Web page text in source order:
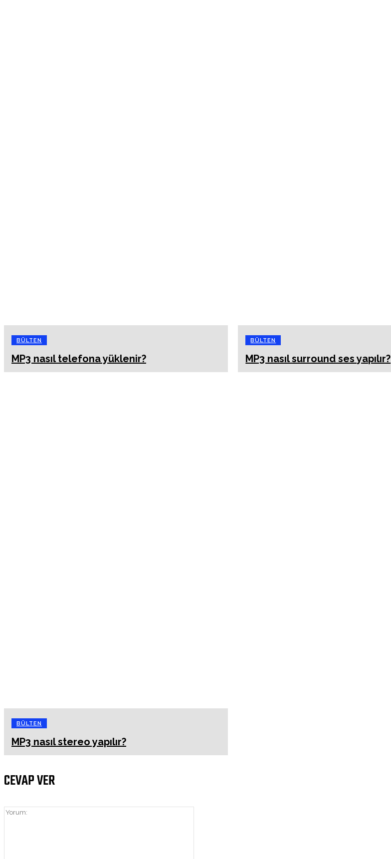
BÜLTEN
MP3 nasıl telefona yüklenir?
BÜLTEN
MP3 nasıl surround ses yapılır?
BÜLTEN
MP3 nasıl stereo yapılır?
CEVAP VER